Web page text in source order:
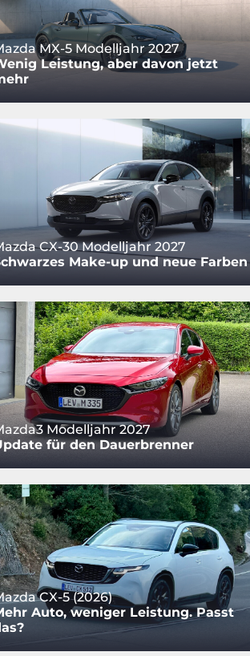
MX-5 Modelljahr 2027
Leistung, aber davon jetzt
CX-30 Modelljahr 2027
Make-up und neue Farben
Modelljahr 2027
für den Dauerbrenner
CX-5 (2026)
Auto, weniger Leistung. Passt